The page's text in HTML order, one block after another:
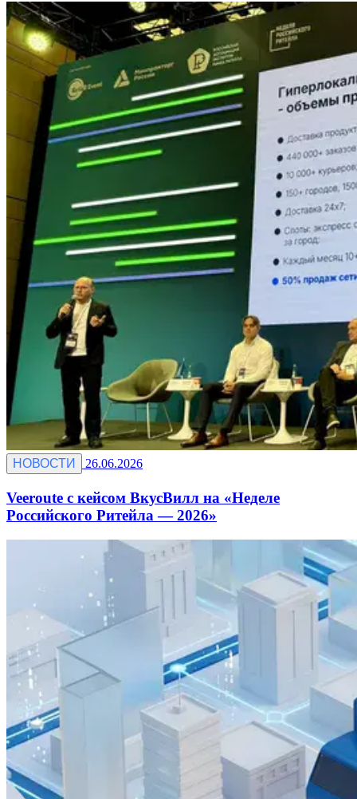
НОВОСТИ 26.06.2026
Veeroute с кейсом ВкусВилл на «Неделе
Российского Ритейла — 2026»